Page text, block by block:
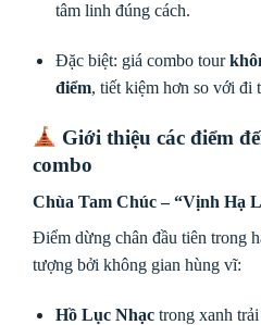
tâm linh đúng cách.
Đặc biệt: giá combo tour
điểm, tiết kiệm hơn so với đi
Giới thiệu các điểm
combo
Chùa Tam Chúc – “Vịnh Hạ
Điểm dừng chân đầu tiên trong
tượng bởi không gian hùng vĩ:
Hồ Lục Nhạctrong xanh